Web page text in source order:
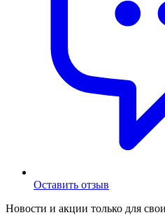
Оставить отзыв
Новости и акции только для